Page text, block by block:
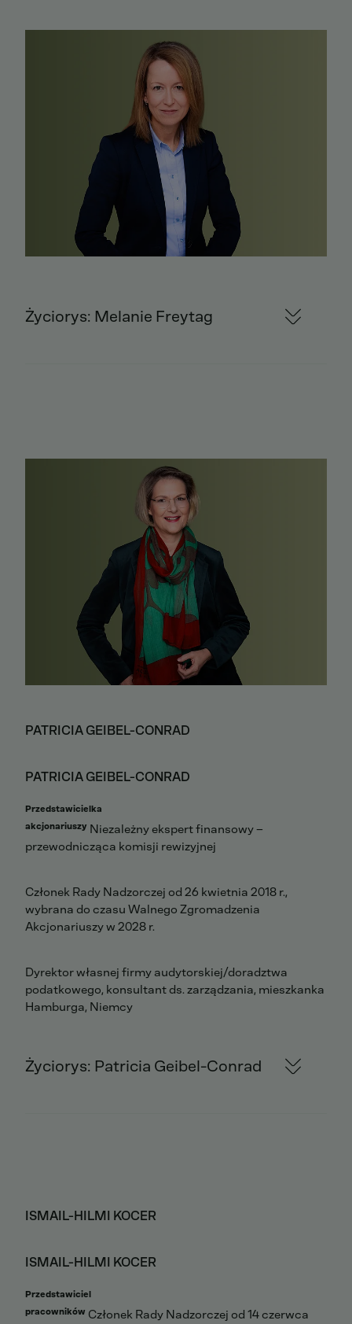
Życiorys: Melanie Freytag
PATRICIA GEIBEL-CONRAD
PATRICIA GEIBEL-CONRAD
Przedstawicielka
akcjonariuszy Niezależny ekspert finansowy –
przewodnicząca komisji rewizyjnej
Członek Rady Nadzorczej od 26 kwietnia 2018 r.,
wybrana do czasu Walnego Zgromadzenia
Akcjonariuszy w 2028 r.
Dyrektor własnej firmy audytorskiej/doradztwa
podatkowego, konsultant ds. zarządzania, mieszkanka
Hamburga, Niemcy
Życiorys: Patricia Geibel-Conrad
ISMAIL-HILMI KOCER
ISMAIL-HILMI KOCER
Przedstawiciel
pracowników Członek Rady Nadzorczej od 14 czerwca